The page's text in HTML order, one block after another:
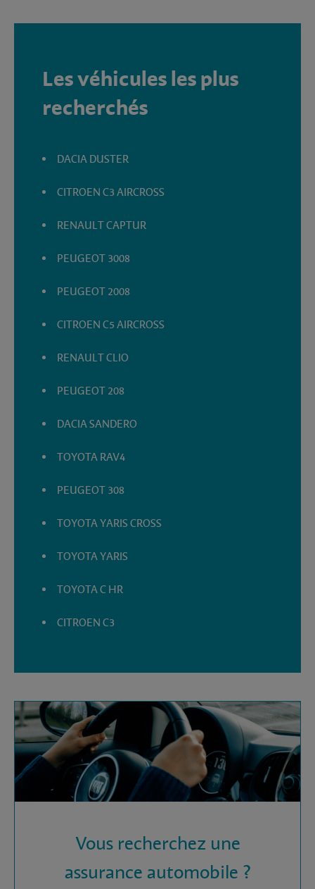
Les véhicules les plus
recherchés
DACIA DUSTER
CITROEN C3 AIRCROSS
RENAULT CAPTUR
PEUGEOT 3008
PEUGEOT 2008
CITROEN C5 AIRCROSS
RENAULT CLIO
PEUGEOT 208
DACIA SANDERO
TOYOTA RAV4
PEUGEOT 308
TOYOTA YARIS CROSS
TOYOTA YARIS
TOYOTA C HR
CITROEN C3
Vous recherchez une
assurance automobile ?